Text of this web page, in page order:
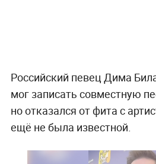
Российский певец Дима
мог записать совместную
но отказался от фита с
ещё не была известной.